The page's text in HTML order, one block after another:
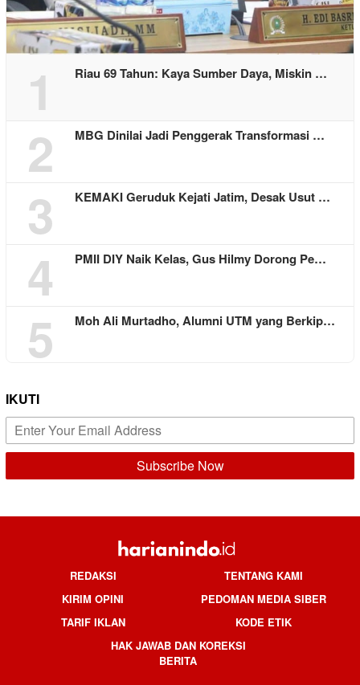
1 Riau 69 Tahun: Kaya Sumber Daya, Miskin …
2 MBG Dinilai Jadi Penggerak Transformasi …
3 KEMAKI Geruduk Kejati Jatim, Desak Usut …
4 PMII DIY Naik Kelas, Gus Hilmy Dorong Pe…
5 Moh Ali Murtadho, Alumni UTM yang Berkip…
IKUTI
REDAKSI
TENTANG KAMI
KIRIM OPINI
PEDOMAN MEDIA SIBER
TARIF IKLAN
KODE ETIK
HAK JAWAB DAN KOREKSI
BERITA